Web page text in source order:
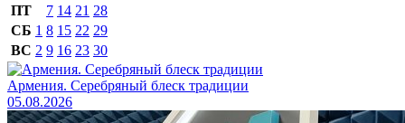
ПТ
7 14 21 28
СБ 1 8 15 22 29
ВС 2 9 16 23 30
Армения. Серебряный блеск традиции
05.08.2026